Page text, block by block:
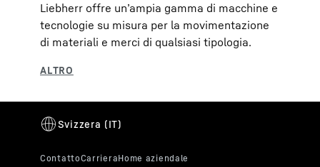
Liebherr offre un’ampia gamma di macchine e
tecnologie su misura per la movimentazione
di materiali e merci di qualsiasi tipologia.